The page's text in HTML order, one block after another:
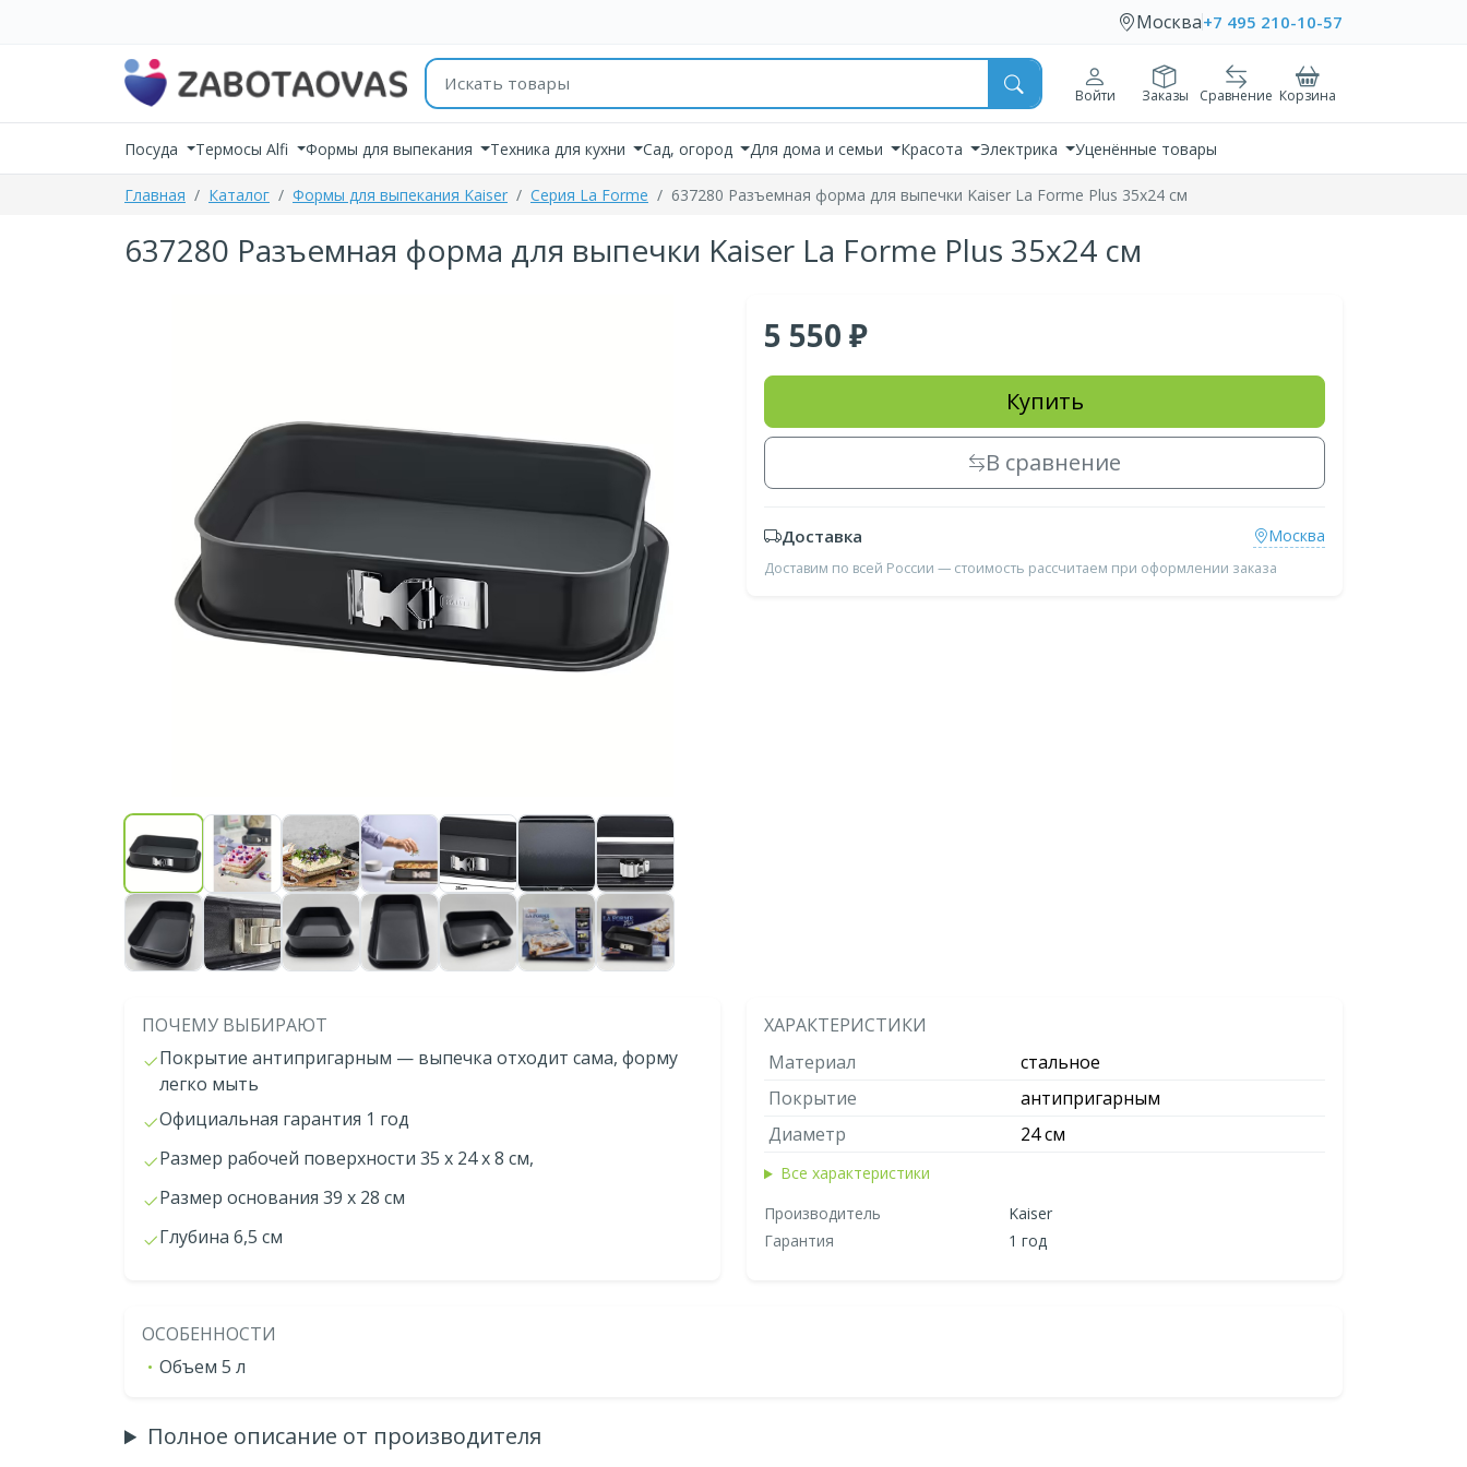
Москва+7 495 210-10-57
Поиск товаров
Войти Заказы Сравнение Корзина
Посуда Термосы Alfi Формы для выпекания Техника для кухни Сад, огород Для дома и семьи Красота Электрика Уценённые товары
Главная Каталог Формы для выпекания Kaiser Серия La Forme 637280 Разъемная форма для выпечки Kaiser La Forme Plus 35х24 см
637280 Разъемная форма для выпечки Kaiser La Forme Plus 35х24 см
5 550
Купить
В сравнение
Доставка Москва
Доставим по всей России — стоимость рассчитаем при оформлении заказа
ПОЧЕМУ ВЫБИРАЮТ
Покрытие антипригарным — выпечка отходит сама, форму
легко мыть
Официальная гарантия 1 год
Размер рабочей поверхности 35 x 24 x 8 см,
Размер основания 39 x 28 см
Глубина 6,5 см
ХАРАКТЕРИСТИКИ
Материал
стальное
Покрытие
антипригарным
Диаметр
24 см
Все характеристики
Производитель
Kaiser
Гарантия
1 год
ОСОБЕННОСТИ
Объем 5 л
Полное описание от производителя